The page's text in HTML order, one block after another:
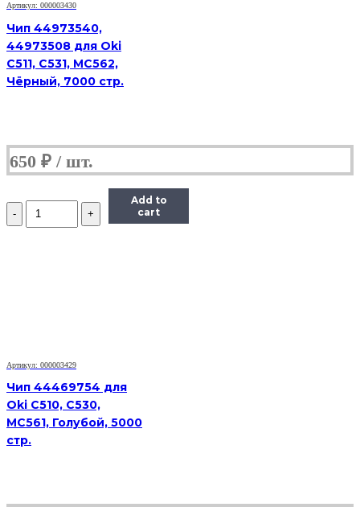
Артикул: 000003430
Чип 44973540,
44973508 для Oki
C511, C531, MC562,
Чёрный, 7000 стр.
650 ₽
Количество
Чип
Y,
1,8K
Add to
cart
Артикул: 000003429
Чип 44469754 для
Oki C510, C530,
MC561, Голубой, 5000
стр.